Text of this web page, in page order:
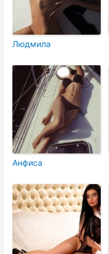
Людмила
Анфиса